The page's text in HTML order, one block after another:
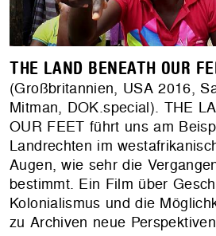
THE LAND BENEATH OUR
(Großbritannien, USA 2016,
Mitman, DOK.special). THE
OUR FEET führt uns am
Landrechten im
Augen, wie sehr die
bestimmt. Ein Film über
Kolonialismus und die
zu Archiven neue